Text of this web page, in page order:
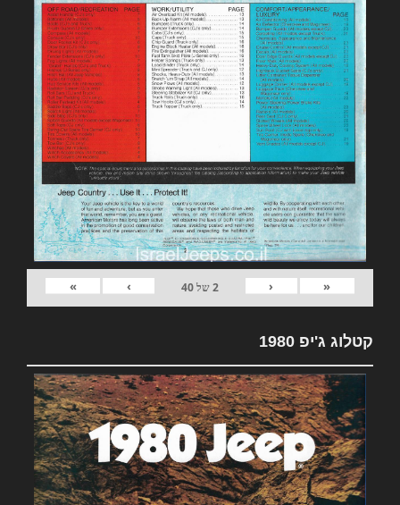
«
‹
2של40
›
»
קטלוג ג'יפ 1980